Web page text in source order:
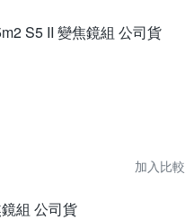
S5 II 變焦鏡組 公司貨
加入比較
組 公司貨